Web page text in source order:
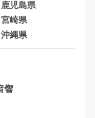
鹿児島県
宮崎県
沖縄県
響